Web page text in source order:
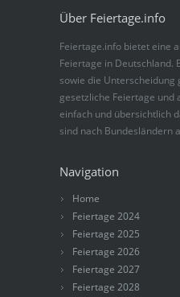
Über Feiertage.info
Feiertage.info bietet eine
Feiertage in Deutschland.
sowie die Unterscheidung
gesetzliche Feiertage und
einfach und übersichtlich
sind nach Bundesländern
Navigation
Home
Feiertage 2024
Feiertage 2025
Feiertage 2026
Feiertage 2027
Feiertage 2028